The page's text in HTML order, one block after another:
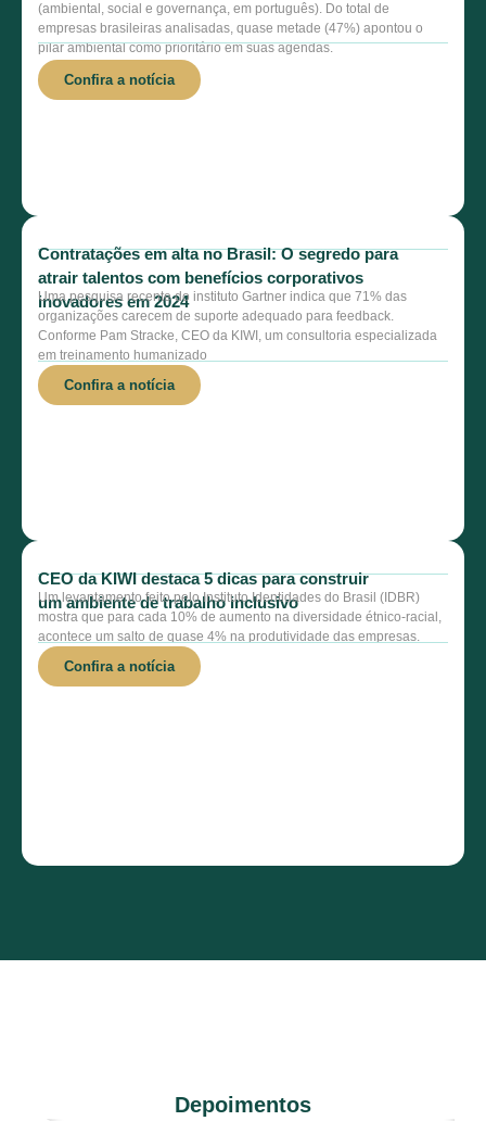
(ambiental, social e governança, em português). Do total de
empresas brasileiras analisadas, quase metade (47%) apontou o
pilar ambiental como prioritário em suas agendas.
Confira a notícia
Contratações em alta no Brasil: O segredo para
atrair talentos com benefícios corporativos
inovadores em 2024
Uma pesquisa recente do instituto Gartner indica que 71% das
organizações carecem de suporte adequado para feedback.
Conforme Pam Stracke, CEO da KIWI, um consultoria especializada
em treinamento humanizado
Confira a notícia
CEO da KIWI destaca 5 dicas para construir
um ambiente de trabalho inclusivo
Um levantamento feito pelo Instituto Identidades do Brasil (IDBR)
mostra que para cada 10% de aumento na diversidade étnico-racial,
acontece um salto de quase 4% na produtividade das empresas.
Confira a notícia
Depoimentos